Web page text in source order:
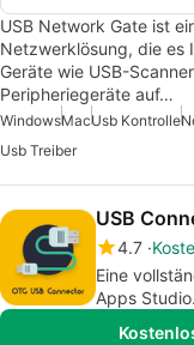
USB Network Gate ist
Netzwerklösung, die es
Geräte wie USB-
Peripheriegeräte auf…
WindowsMacUsb Kontrolle
Usb Treiber
USB
4.7
Eine
Apps Studio.